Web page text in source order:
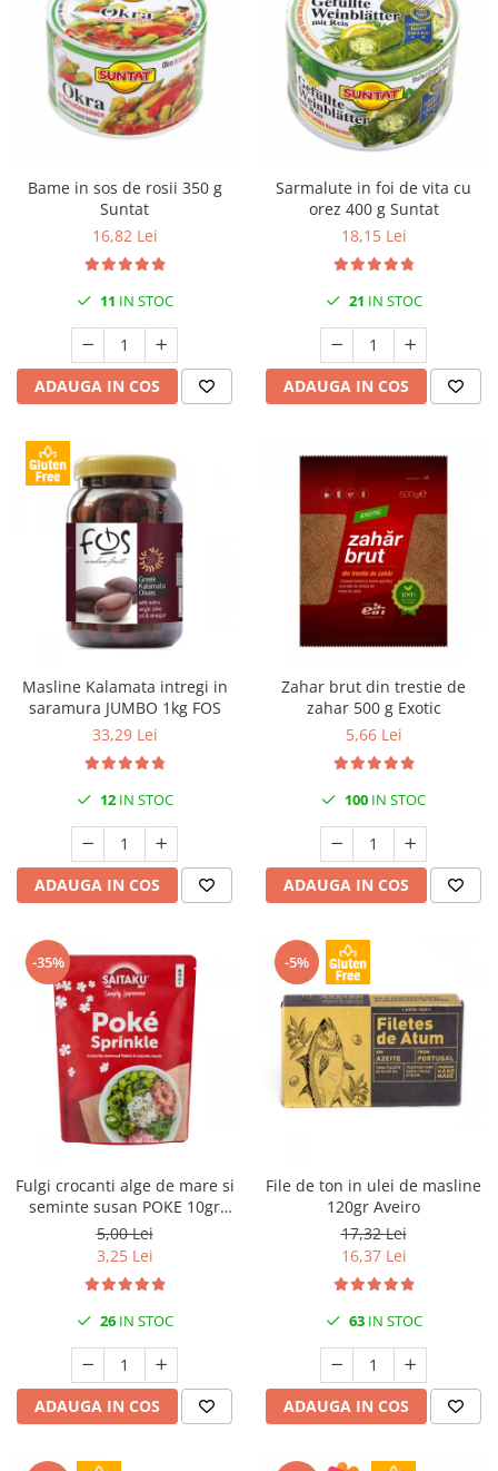
Bame in sos de rosii 350 g
Suntat
16,82 Lei
11 IN STOC
ADAUGA IN COS
Sarmalute in foi de vita cu
orez 400 g Suntat
18,15 Lei
21 IN STOC
ADAUGA IN COS
Masline Kalamata intregi in
saramura JUMBO 1kg FOS
33,29 Lei
12IN STOC
ADAUGA IN COS
Zahar brut din trestie de
zahar 500 g Exotic
5,66 Lei
100 IN STOC
ADAUGA IN COS
-35%
Fulgi crocanti alge de mare si
seminte susan POKE 10gr
Saitaku
5,00 Lei
3,25 Lei
26IN STOC
ADAUGA IN COS
-5%
File de ton in ulei de masline
120gr Aveiro
17,32 Lei
16,37 Lei
63IN STOC
ADAUGA IN COS